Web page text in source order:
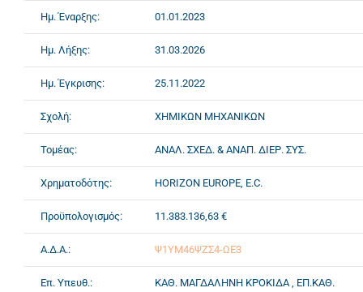
Ημ. Έναρξης: 01.01.2023
Ημ. Λήξης: 31.03.2026
Ημ. Έγκρισης: 25.11.2022
Σχολή: ΧΗΜΙΚΩΝ ΜΗΧΑΝΙΚΩΝ
Τομέας: ΑΝΑΛ. ΣΧΕΔ. & ΑΝΑΠ. ΔΙΕΡ. ΣΥΣ.
Χρηματοδότης: HORIZON EUROPE, E.C.
Προϋπολογισμός: 11.383.136,63 €
Α.Δ.Α.: Ψ1ΥΜ46ΨΖΣ4-ΩΕ3
Επ. Υπευθ.:
ΚΑΘ. ΜΑΓΔΑΛΗΝΗ ΚΡΟΚΙΔΑ , ΕΠ.ΚΑΘ.